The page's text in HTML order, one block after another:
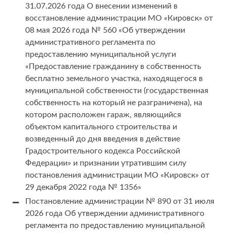
31.07.2026 года О внесении изменений в
восстановление администрации МО «Кировск» от
08 мая 2026 года № 560 «Об утверждении
административного регламента по
предоставлению муниципальной услуги
«Предоставление гражданину в собственность
бесплатно земельного участка, находящегося в
муниципальной собственности (государственная
собственность на который не разграничена), на
котором расположен гараж, являющийся
объектом капитального строительства и
возведенный до дня введения в действие
Градостроительного кодекса Российской
Федерации» и признании утратившим силу
постановления администрации МО «Кировск» от
29 декабря 2022 года № 1356»
Постановление администрации № 890 от 31 июля
2026 года Об утверждении административного
регламента по предоставлению муниципальной